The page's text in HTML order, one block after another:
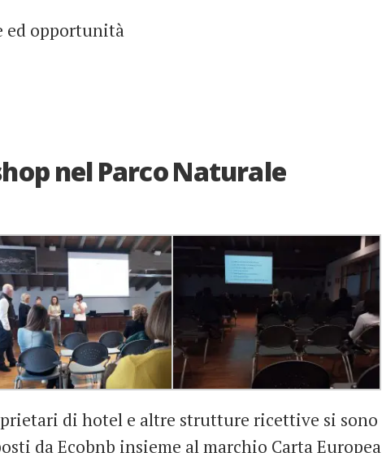
ed opportunità
nel Parco Naturale
di hotel e altre strutture ricettive si sono
da Ecobnb insieme al marchio Carta Europea